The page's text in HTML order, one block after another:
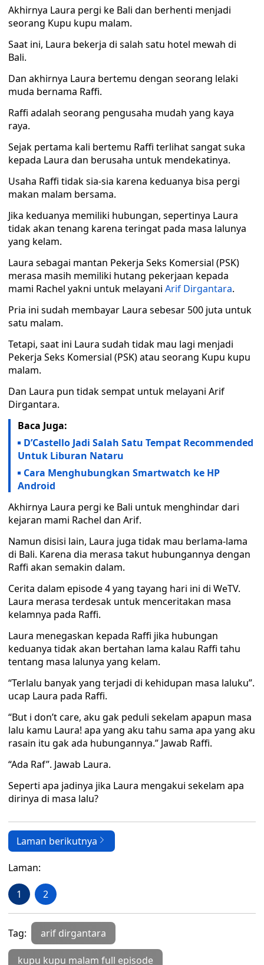
Akhirnya Laura pergi ke Bali dan berhenti menjadi
seorang Kupu kupu malam.
Saat ini, Laura bekerja di salah satu hotel mewah di
Bali.
Dan akhirnya Laura bertemu dengan seorang lelaki
muda bernama Raffi.
Raffi adalah seorang pengusaha mudah yang kaya
raya.
Sejak pertama kali bertemu Raffi terlihat sangat suka
kepada Laura dan berusaha untuk mendekatinya.
Usaha Raffi tidak sia-sia karena keduanya bisa pergi
makan malam bersama.
Jika keduanya memiliki hubungan, sepertinya Laura
tidak akan tenang karena teringat pada masa lalunya
yang kelam.
Laura sebagai mantan Pekerja Seks Komersial (PSK)
merasa masih memiliki hutang pekerjaan kepada
mami Rachel yakni untuk melayani Arif Dirgantara.
Pria ini sudah membayar Laura sebesar 500 juta untuk
satu malam.
Tetapi, saat ini Laura sudah tidak mau lagi menjadi
Pekerja Seks Komersial (PSK) atau seorang Kupu kupu
malam.
Dan Laura pun tidak sempat untuk melayani Arif
Dirgantara.
Baca Juga:
D’Castello Jadi Salah Satu Tempat Recommended
Untuk Liburan Nataru
Cara Menghubungkan Smartwatch ke HP
Android
Akhirnya Laura pergi ke Bali untuk menghindar dari
kejaran mami Rachel dan Arif.
Namun disisi lain, Laura juga tidak mau berlama-lama
di Bali. Karena dia merasa takut hubungannya dengan
Raffi akan semakin dalam.
Cerita dalam episode 4 yang tayang hari ini di WeTV.
Laura merasa terdesak untuk menceritakan masa
kelamnya pada Raffi.
Laura menegaskan kepada Raffi jika hubungan
keduanya tidak akan bertahan lama kalau Raffi tahu
tentang masa lalunya yang kelam.
“Terlalu banyak yang terjadi di kehidupan masa laluku”.
ucap Laura pada Raffi.
“But i don’t care, aku gak peduli sekelam apapun masa
lalu kamu Laura! apa yang aku tahu sama apa yang aku
rasain itu gak ada hubungannya.” Jawab Raffi.
“Ada Raf”. Jawab Laura.
Seperti apa jadinya jika Laura mengakui sekelam apa
dirinya di masa lalu?
Laman berikutnya
Laman:
1 2
Tag: arif dirgantara
kupu kupu malam full episode